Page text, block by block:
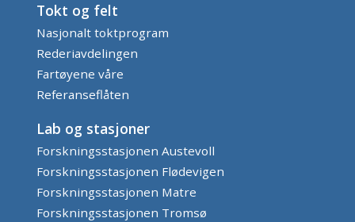
Tokt og felt
Nasjonalt toktprogram
Rederiavdelingen
Fartøyene våre
Referanseflåten
Lab og stasjoner
Forskningsstasjonen Austevoll
Forskningsstasjonen Flødevigen
Forskningsstasjonen Matre
Forskningsstasjonen Tromsø